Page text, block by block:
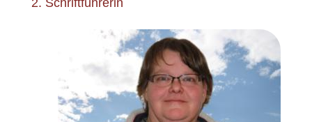
2. Schriftführerin